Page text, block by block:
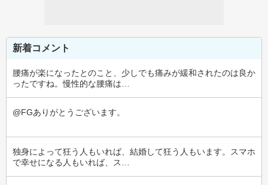
新着コメント
腰痛が楽になったとのこと、少しでも痛みが緩和されたのは良か
ったですね。慢性的な腰痛は…
@FGありがとうございます。
独身によって狂う人もいれば、結婚して狂う人もいます。スマホ
で幸せになる人もいれば、ス…